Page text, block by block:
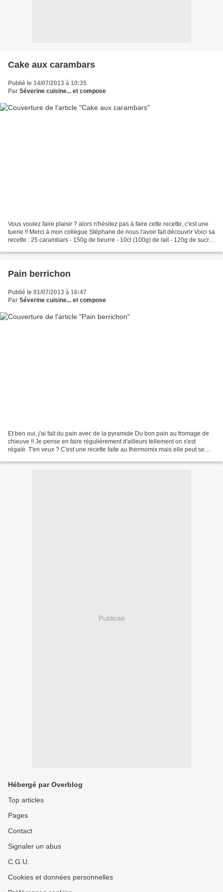
Cake aux carambars
Publié le 14/07/2013 à 10:35
Par Séverine cuisine... et compose
Vous voulez faire plaisir ? alors n'hésitez pas à faire cette recette, c'est une
tuerie !! Merci à mon collègue Stéphane de nous l'avoir fait découvrir Voici sa
recette : 25 carambars - 150g de beurre - 10cl (100g) de lait - 120g de sucre
Pain berrichon
Publié le 01/07/2013 à 16:47
Par Séverine cuisine... et compose
Et ben oui, j'ai fait du pain avec de la pyramide Du bon pain au fromage de
chieuve !! Je pense en faire régulièrement d'ailleurs tellement on s'est
régalé. T'en veux ? C'est une recette faite au thermomix mais elle peut se
Publicité
Hébergé par Overblog
Top articles
Pages
Contact
Signaler un abus
C.G.U.
Cookies et données personnelles